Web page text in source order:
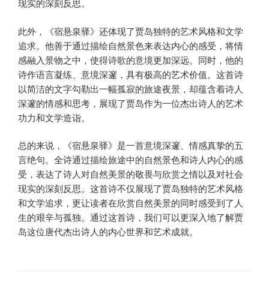
现实的深刻反思。
此外，《宿悬泉驿》还体现了贾岛独特的艺术风格和文学
追求。他善于通过描绘自然景色来表达内心的感受，将情
感融入景物之中，使得诗歌的意境更加深远。同时，他的
诗作语言凝练、意境深邃，具有极高的艺术价值。这首诗
以简洁的文字勾勒出一幅孤寂的旅途夜景，却蕴含着诗人
深邃的情感和思考，展现了贾岛作为一位杰出诗人的艺术
功力和文学造诣。
总的来说，《宿悬泉驿》是一首意境深邃、情感真挚的五
言绝句。全诗通过描绘旅途中的自然景色和诗人内心的感
受，表达了诗人对自然美景的敬畏与欣赏之情以及对社会
现实的深刻反思。这首诗不仅展现了贾岛独特的艺术风格
和文学追求，更让读者在欣赏自然美景的同时感受到了人
生的艰辛与孤独。通过这首诗，我们可以更深入地了解贾
岛这位唐代杰出诗人的内心世界和艺术成就。